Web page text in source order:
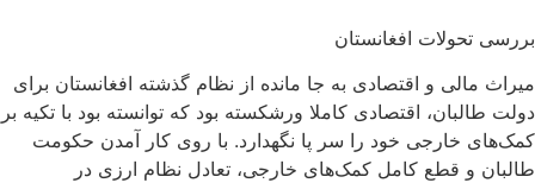
بررسی تحولات افغانستان
میراث مالی و اقتصادی به جا مانده از نظام گذشته افغانستان برای
دولت طالبان، اقتصادی کاملا ورشکسته بود که توانسته بود با تکیه بر
کمک‌های خارجی خود را سر پا نگهدارد. با روی کار آمدن حکومت
طالبان و قطع کامل کمک‌های خارجی، تعادل نظام ارزی در